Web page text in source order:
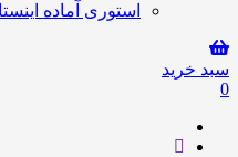
استوری آماده
سبد خرید
0